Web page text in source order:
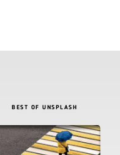
BEST OF UNSPLASH